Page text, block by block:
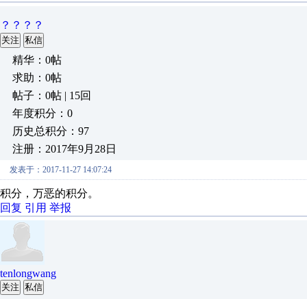
？？？？
关注 私信
精华：0帖
求助：0帖
帖子：0帖 | 15回
年度积分：0
历史总积分：97
注册：2017年9月28日
发表于：2017-11-27 14:07:24
积分，万恶的积分。
回复 引用 举报
tenlongwang
关注 私信